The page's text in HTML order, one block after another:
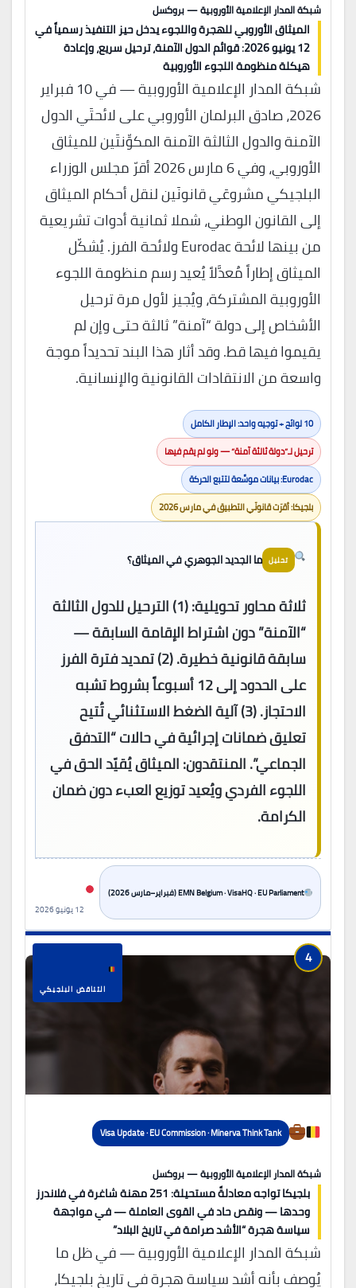
شبكة المدار الإعلامية الأوروبية — بروكسل
الميثاق الأوروبي للهجرة واللجوء يدخل حيز التنفيذ رسمياً في
12 يونيو 2026: قوائم الدول الآمنة، ترحيل سريع، وإعادة
هيكلة منظومة اللجوء الأوروبية
شبكة المدار الإعلامية الأوروبية — في 10 فبراير
2026، صادق البرلمان الأوروبي على لائحتَي الدول
الآمنة والدول الثالثة الآمنة المكوِّنتَين للميثاق
الأوروبي، وفي 6 مارس 2026 أقرّ مجلس الوزراء
البلجيكي مشروعَي قانونَين لنقل أحكام الميثاق
إلى القانون الوطني، شملا ثمانية أدوات تشريعية
من بينها لائحة Eurodac ولائحة الفرز. يُشكّل
الميثاق إطاراً مُعدَّلاً يُعيد رسم منظومة اللجوء
الأوروبية المشتركة، ويُجيز لأول مرة ترحيل
الأشخاص إلى دولة “آمنة” ثالثة حتى وإن لم
يقيموا فيها قط. وقد أثار هذا البند تحديداً موجة
واسعة من الانتقادات القانونية والإنسانية.
10 لوائح + توجيه واحد: الإطار الكامل
ترحيل لـ”دولة ثالثة آمنة” — ولو لم يقم فيها
Eurodac: بيانات موسَّعة لتتبع الحركة
بلجيكا: أقرّت قانونَي التطبيق في مارس 2026
تحليل ما الجديد الجوهري في الميثاق؟
ثلاثة محاور تحويلية: (1) الترحيل للدول الثالثة
“الآمنة” دون اشتراط الإقامة السابقة —
سابقة قانونية خطيرة. (2) تمديد فترة الفرز
على الحدود إلى 12 أسبوعاً بشروط تشبه
الاحتجاز. (3) آلية الضغط الاستثنائي تُتيح
تعليق ضمانات إجرائية في حالات “التدفق
الجماعي”. المنتقدون: الميثاق يُقيّد الحق في
اللجوء الفردي ويُعيد توزيع العبء دون ضمان
الكرامة.
EMN Belgium · VisaHQ · EU Parliament (فبراير–مارس 2026)
4
التناقض البلجيكي
Visa Update · EU Commission · Minerva Think Tank
شبكة المدار الإعلامية الأوروبية — بروكسل
بلجيكا تواجه معادلةً مستحيلة: 251 مهنة شاغرة في فلاندرز
وحدها — ونقص حاد في القوى العاملة — في مواجهة
سياسة هجرة “الأشد صرامة في تاريخ البلاد”
شبكة المدار الإعلامية الأوروبية — في ظل ما
يُوصف بأنه أشد سياسة هجرة في تاريخ بلجيكا،